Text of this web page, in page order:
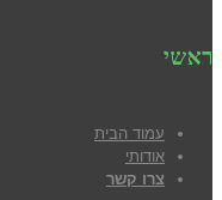
ראשי
עמוד הבית
אודותי
צרו קשר